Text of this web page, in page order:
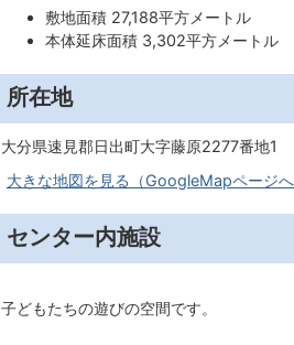
敷地面積 27,188平方メートル
本体延床面積 3,302平方メートル
所在地
大分県速見郡日出町大字藤原2277番地1
大きな地図を見る（GoogleMapページ
センター内施設
子どもたちの遊びの空間です。